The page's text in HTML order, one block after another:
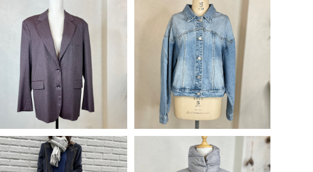
イタリア製 イタリア製 PATRI
ZIA PEPE ブラウンストライ
プジャケット
¥44,280
40%OFF
オーバーサイズ デニムジャケ
ット
¥11,800
SOLD OUT
SOLD OUT